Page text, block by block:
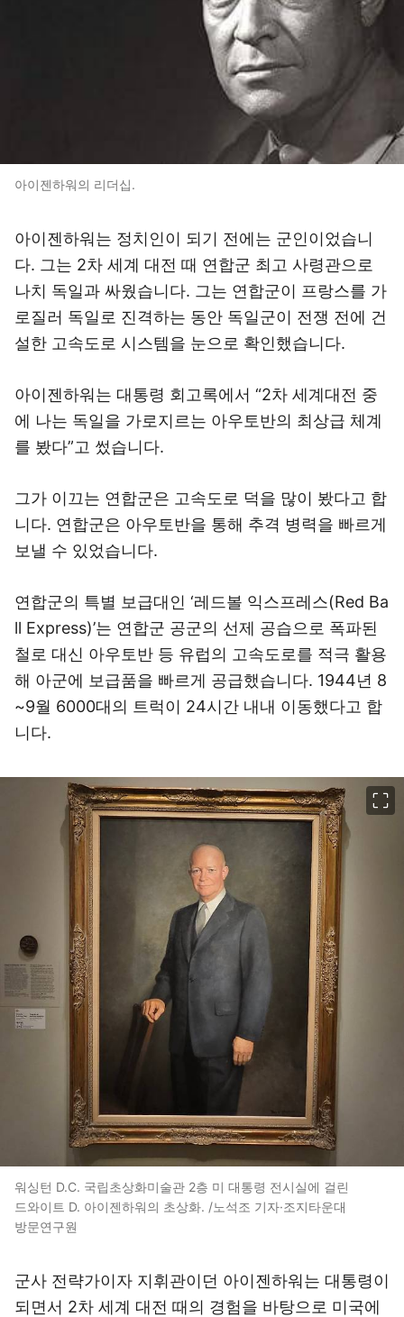
아이젠하워의 리더십.
아이젠하워는 정치인이 되기 전에는 군인이었습니
다. 그는 2차 세계 대전 때 연합군 최고 사령관으로
나치 독일과 싸웠습니다. 그는 연합군이 프랑스를 가
로질러 독일로 진격하는 동안 독일군이 전쟁 전에 건
설한 고속도로 시스템을 눈으로 확인했습니다.
아이젠하워는 대통령 회고록에서 “2차 세계대전 중
에 나는 독일을 가로지르는 아우토반의 최상급 체계
를 봤다”고 썼습니다.
그가 이끄는 연합군은 고속도로 덕을 많이 봤다고 합
니다. 연합군은 아우토반을 통해 추격 병력을 빠르게
보낼 수 있었습니다.
연합군의 특별 보급대인 ‘레드볼 익스프레스(Red Ba
ll Express)’는 연합군 공군의 선제 공습으로 폭파된
철로 대신 아우토반 등 유럽의 고속도로를 적극 활용
해 아군에 보급품을 빠르게 공급했습니다. 1944년 8
~9월 6000대의 트럭이 24시간 내내 이동했다고 합
니다.
워싱턴 D.C. 국립초상화미술관 2층 미 대통령 전시실에 걸린
드와이트 D. 아이젠하워의 초상화. /노석조 기자·조지타운대
방문연구원
군사 전략가이자 지휘관이던 아이젠하워는 대통령이
되면서 2차 세계 대전 때의 경험을 바탕으로 미국에